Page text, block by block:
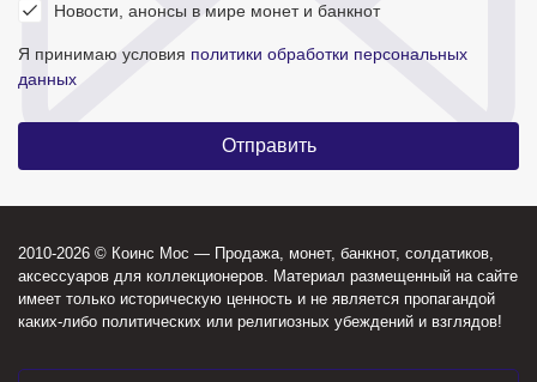
Новости, анонсы в мире монет и банкнот
Я принимаю условия политики обработки персональных
данных
2010-2026 © Коинс Мос — Продажа, монет, банкнот, солдатиков,
аксессуаров для коллекционеров. Материал размещенный на сайте
имеет только историческую ценность и не является пропагандой
каких-либо политических или религиозных убеждений и взглядов!